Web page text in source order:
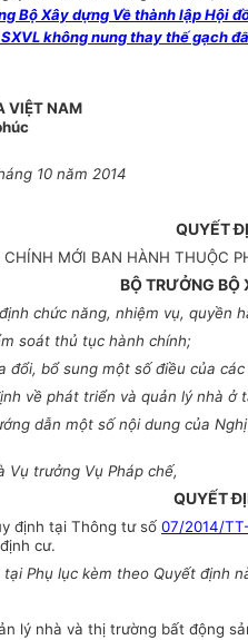
Bộ Xây dựng Về thành lập Hội
không nung thay thế
VIỆT NAM
10 năm 2014
QUYẾT
MỚI BAN HÀNH THUỘC
BỘ TRƯỞNG BỘ
chức năng, nhiệm vụ, quyền
soát thủ tục hành chính;
đổi, bổ sung một số điều của
về phát triển và quản lý nhà ở
dẫn một số nội dung của
trưởng Vụ Pháp chế,
QUYẾT
định tại Thông tư số 07/2014/
cư.
Phụ lục kèm theo Quyết định
lý nhà và thị trường bất động